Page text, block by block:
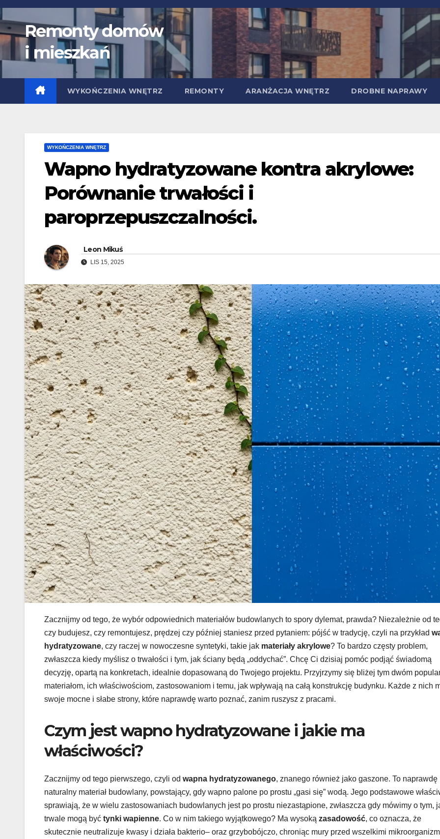
Skip
to
contentRemonty domów
i mieszkań
WYKOŃCZENIA WNĘTRZ REMONTY ARANŻACJA WNĘTRZ DROBNE NAPRAWY
WYKOŃCZENIA WNĘTRZ
Wapno hydratyzowane kontra akrylowe:
Porównanie trwałości i
paroprzepuszczalności.
Leon Mikuś
LIS 15, 2025
Zacznijmy od tego, że wybór odpowiednich materiałów budowlanych to spory dylemat, prawda? Niezależnie od
czy budujesz, czy remontujesz, prędzej czy później staniesz przed pytaniem: pójść w tradycję, czyli na przykład
hydratyzowane, czy raczej w nowoczesne syntetyki, takie jak materiały akrylowe? To bardzo częsty problem,
zwłaszcza kiedy myślisz o trwałości i tym, jak ściany będą „oddychać”. Chcę Ci dzisiaj pomóc podjąć świadomą
decyzję, opartą na konkretach, idealnie dopasowaną do Twojego projektu. Przyjrzymy się bliżej tym dwóm
materiałom, ich właściwościom, zastosowaniom i temu, jak wpływają na całą konstrukcję budynku. Każde z nich
swoje mocne i słabe strony, które naprawdę warto poznać, zanim ruszysz z pracami.
Czym jest wapno hydratyzowane i jakie ma
właściwości?
Zacznijmy od tego pierwszego, czyli od wapna hydratyzowanego, znanego również jako gaszone. To naprawdę
naturalny materiał budowlany, powstający, gdy wapno palone po prostu „gasi się” wodą. Jego podstawowe
sprawiają, że w wielu zastosowaniach budowlanych jest po prostu niezastąpione, zwłaszcza gdy mówimy o tym,
trwale mogą być tynki wapienne. Co w nim takiego wyjątkowego? Ma wysoką zasadowość, co oznacza, że
skutecznie neutralizuje kwasy i działa bakterio– oraz grzybobójczo, chroniąc mury przed wszelkimi